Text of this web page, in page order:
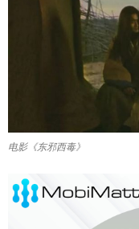
电影《东邪西毒》